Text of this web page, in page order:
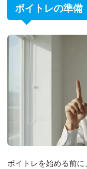
ボイトレの準備
ボイトレを始める前